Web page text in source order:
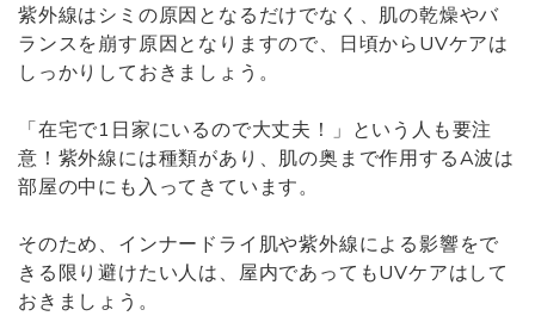
紫外線はシミの原因となるだけでなく、肌の乾燥やバ
ランスを崩す原因となりますので、日頃からUVケアは
しっかりしておきましょう。
「在宅で1日家にいるので大丈夫！」という人も要注
意！紫外線には種類があり、肌の奥まで作用するA波は
部屋の中にも入ってきています。
そのため、インナードライ肌や紫外線による影響をで
きる限り避けたい人は、屋内であってもUVケアはして
おきましょう。